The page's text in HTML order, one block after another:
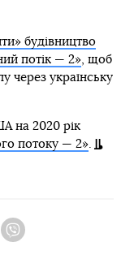
будівництво
потік — 2», щоб
через українську
на 2020 рік
потоку — 2».